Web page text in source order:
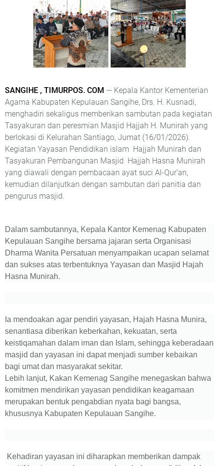
SANGIHE , TIMURPOS. COM — Kepala Kantor Kementerian
Agama Kabupaten Kepulauan Sangihe, Drs. H. Kusnadi,
menghadiri sekaligus memberikan sambutan pada kegiatan
Tasyakuran dan peresmian Masjid Hajjah H. Munirah yang
berlokasi di Kelurahan Santiago, Jumat (16/01/2026).
Kegiatan Yayasan Pendidikan islam Hajjah Munirah dan
Tasyakuran Pembangunan Masjid Hajjah Hasna Munirah
yang diawali dengan pembacaan ayat suci Al-Qur’an,
kemudian dilanjutkan dengan sambutan dari panitia dan
pengurus masjid.
Dalam sambutannya, Kepala Kantor Kemenag Kabupaten
Kepulauan Sangihe bersama jajaran serta Organisasi
Dharma Wanita Persatuan menyampaikan ucapan selamat
dan sukses atas terbentuknya Yayasan dan Masjid Hajah
Hasna Munirah.
Ia mendoakan agar pendiri yayasan, Hajah Hasna Munira,
senantiasa diberikan keberkahan, kekuatan, serta
keistiqamahan dalam iman dan Islam, sehingga keberadaan
masjid dan yayasan ini dapat menjadi sumber kebaikan
bagi umat dan masyarakat sekitar.
Lebih lanjut, Kakan Kemenag Sangihe menegaskan bahwa
komitmen mendirikan yayasan pendidikan keagamaan
merupakan bentuk pengabdian nyata bagi bangsa,
khususnya Kabupaten Kepulauan Sangihe.
Kehadiran yayasan ini diharapkan memberikan dampak